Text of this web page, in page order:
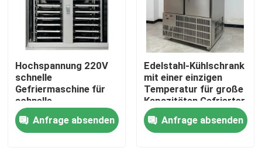
Zu Hause
Produkte
Hochspannung 220V
schnelle
Gefriermaschine für
schnelle
Gefriermaschine im 2-
Tür-Kühlschrank
Anfrage absenden
Edelstahl-Kühlschrank
mit einer einzigen
Temperatur für große
Kapazitäten Gefrierter
in Notfällen Gewicht
490 kgAnfrage absenden